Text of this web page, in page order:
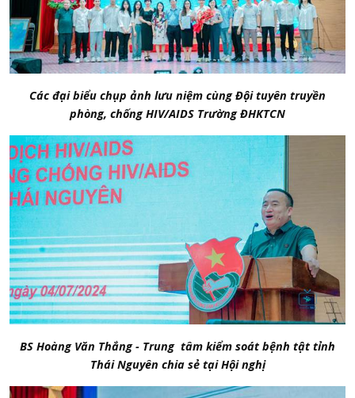
Các đại biểu chụp ảnh lưu niệm cùng Đội tuyên truyền
phòng, chống HIV/AIDS Trường ĐHKTCN
BS Hoàng Văn Thắng - Trung tâm kiểm soát bệnh tật tỉnh
Thái Nguyên chia sẻ tại Hội nghị